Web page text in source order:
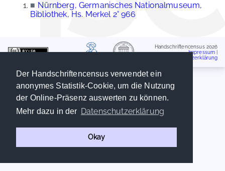
Der Handschriftencensus verwendet ein
anonymes Statistik-Cookie, um die Nutzung
der Online-Präsenz auswerten zu können.
Mehr dazu in der Datenschutzerklärung
Okay
■ Nürnberg, Germanisches Nationalmuseum,
Bibliothek, Hs. Merkel 2° 966
Handschriftencensus 2026
Impressum
Datenschutzerklärung